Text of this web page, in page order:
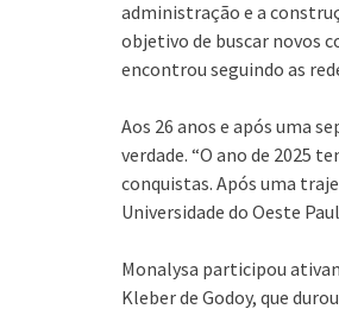
administração e a
objetivo de buscar novos
encontrou seguindo as
Aos 26 anos e após uma
verdade. “O ano de 2025
conquistas. Após uma
Universidade do Oeste
Monalysa participou
Kleber de Godoy, que